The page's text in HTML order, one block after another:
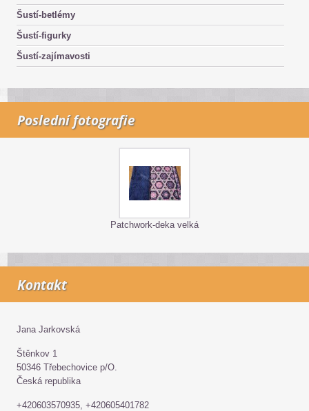
Šustí-betlémy
Šustí-figurky
Šustí-zajímavosti
Poslední fotografie
Patchwork-deka velká
Kontakt
Jana Jarkovská
Štěnkov 1
50346 Třebechovice p/O.
Česká republika
+420603570935, +420605401782